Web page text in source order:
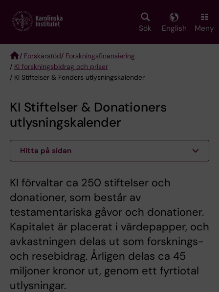
main
Sök English Meny
Breadcrumb
/ Forskarstöd/ Forskningsfinansiering
/ KI forskningsbidrag och priser
/ KI Stiftelser & Fonders utlysningskalender
KI Stiftelser & Donationers
utlysningskalender
Hitta på sidan
KI förvaltar ca 250 stiftelser och
donationer, som består av
testamentariska gåvor och donationer.
Kapitalet är placerat i värdepapper, och
avkastningen delas ut som forsknings-
och resebidrag. Årligen delas ca 45
miljoner kronor ut, genom ett fyrtiotal
utlysningar.